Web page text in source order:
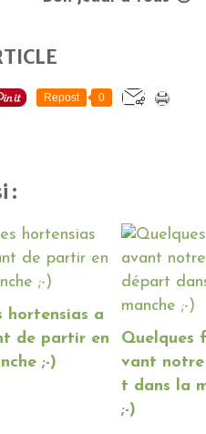
Repost 0
:
hortensias a
de partir en
;-)
Quelques
vant
t dans la
;-)